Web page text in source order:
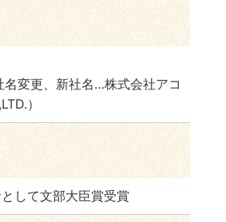
名変更、新社名…株式会社アコ
）
して文部大臣賞受賞